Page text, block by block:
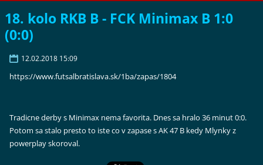
18. kolo RKB B - FCK Minimax B 1:0
(0:0)
12.02.2018 15:09
https://www.futsalbratislava.sk/1ba/zapas/1804
Tradicne derby s Minimax nema favorita. Dnes sa hralo 36 minut 0:0.
Potom sa stalo presto to iste co v zapase s AK 47 B kedy Mlynky z
powerplay skoroval.